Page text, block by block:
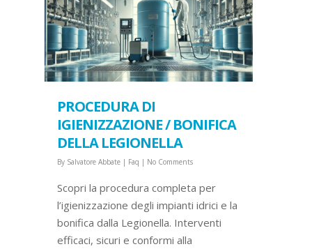
PROCEDURA DI
IGIENIZZAZIONE / BONIFICA
DELLA LEGIONELLA
By Salvatore Abbate | Faq | No Comments
Scopri la procedura completa per
l’igienizzazione degli impianti idrici e la
bonifica dalla Legionella. Interventi
efficaci, sicuri e conformi alla